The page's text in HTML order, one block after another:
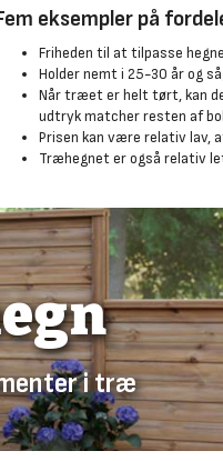
eksempler på
Friheden til at tilpasse
Holder nemt i 25-30 år og
Når træet er helt tørt, kan
udtryk matcher resten af
Prisen kan være relativ lav,
Træhegnet er også relativ
i træ